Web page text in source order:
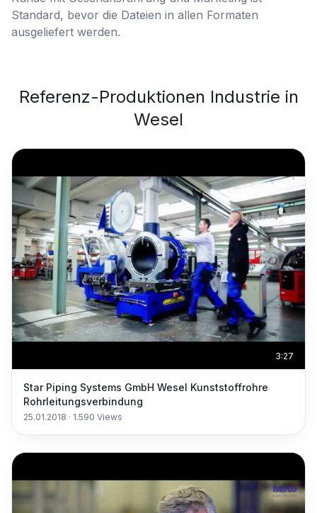
Standard, bevor die Dateien in allen Formaten
ausgeliefert werden.
Referenz-Produktionen Industrie in
Wesel
3:27
Star Piping Systems GmbH Wesel Kunststoffrohre
Rohrleitungsverbindung
25.01.2018 · 1.590 Views